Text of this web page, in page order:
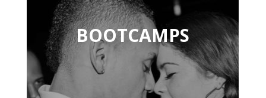
BOOTCAMPS